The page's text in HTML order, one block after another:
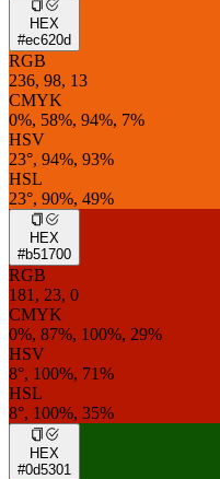
HEX
#ec620d
RGB
236, 98, 13
CMYK
0%, 58%, 94%, 7%
HSV
23°, 94%, 93%
HSL
23°, 90%, 49%
HEX
#b51700
RGB
181, 23, 0
CMYK
0%, 87%, 100%, 29%
HSV
8°, 100%, 71%
HSL
8°, 100%, 35%
HEX
#0d5301